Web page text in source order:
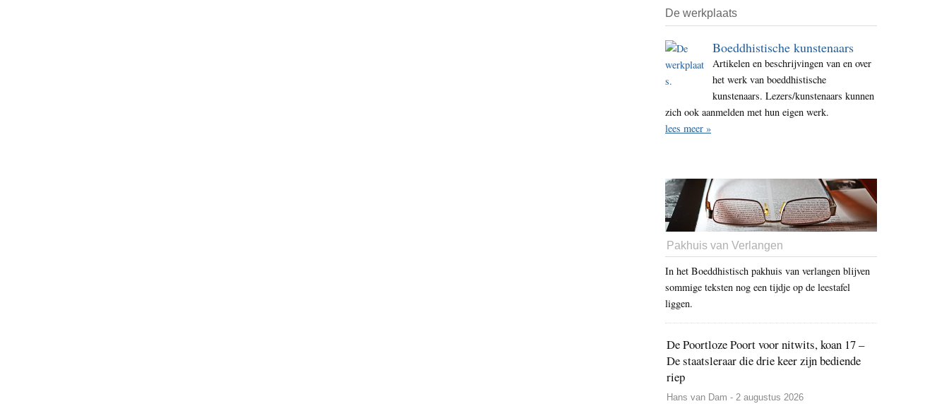
De werkplaats
Boeddhistische kunstenaars
Artikelen en beschrijvingen van en over
het werk van boeddhistische
kunstenaars. Lezers/kunstenaars kunnen
zich ook aanmelden met hun eigen werk.
lees meer »
Pakhuis van Verlangen
In het Boeddhistisch pakhuis van verlangen blijven
sommige teksten nog een tijdje op de leestafel
liggen.
De Poortloze Poort voor nitwits, koan 17 –
De staatsleraar die drie keer zijn bediende
riep
Hans van Dam - 2 augustus 2026